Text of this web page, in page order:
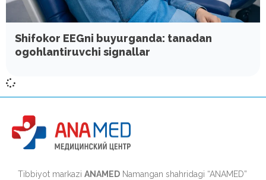
Shifokor EEGni buyurganda: tanadan
ogohlantiruvchi signallar
Tibbiyot markazi ANAMED Namangan shahridagi “ANAMED”